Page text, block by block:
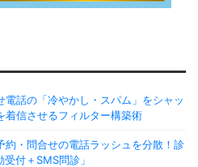
電話の「冷やかし・スパム」をシャッ
着信させるフィルター構築術
約・問合せの電話ラッシュを分散！診
付＋SMS問診」